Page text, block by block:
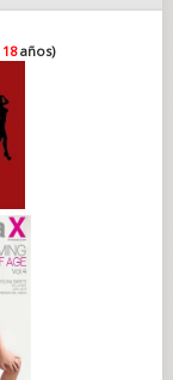
18años)